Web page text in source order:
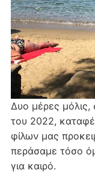
Δυο μέρες μόλις,
του 2022,
φίλων μας
περάσαμε τόσο
για καιρό.